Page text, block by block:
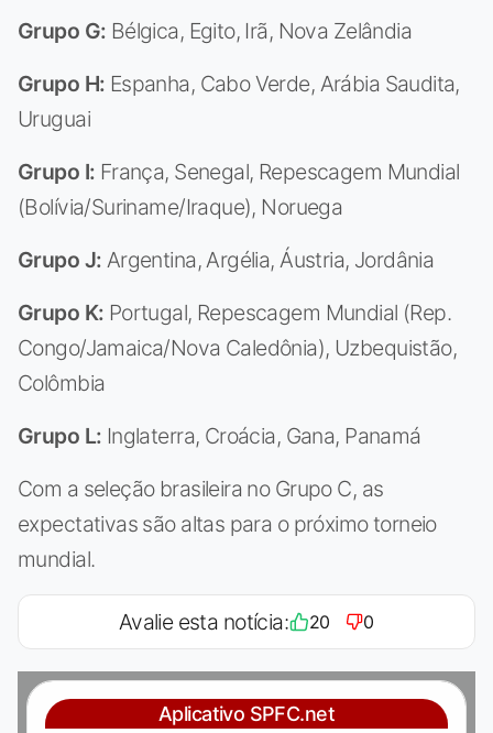
Grupo G: Bélgica, Egito, Irã, Nova Zelândia
Grupo H: Espanha, Cabo Verde, Arábia Saudita,
Uruguai
Grupo I: França, Senegal, Repescagem Mundial
(Bolívia/Suriname/Iraque), Noruega
Grupo J: Argentina, Argélia, Áustria, Jordânia
Grupo K: Portugal, Repescagem Mundial (Rep.
Congo/Jamaica/Nova Caledônia), Uzbequistão,
Colômbia
Grupo L: Inglaterra, Croácia, Gana, Panamá
Com a seleção brasileira no Grupo C, as
expectativas são altas para o próximo torneio
mundial.
Avalie esta notícia: 20 0
Aplicativo SPFC.net